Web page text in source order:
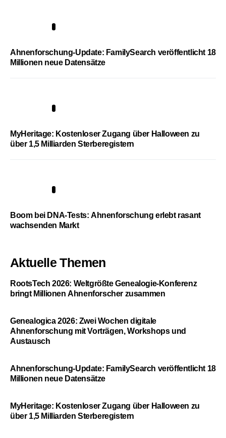
Ahnenforschung-Update: FamilySearch veröffentlicht 18
Millionen neue Datensätze
MyHeritage: Kostenloser Zugang über Halloween zu
über 1,5 Milliarden Sterberegistern
Boom bei DNA-Tests: Ahnenforschung erlebt rasant
wachsenden Markt
Aktuelle Themen
RootsTech 2026: Weltgrößte Genealogie-Konferenz
bringt Millionen Ahnenforscher zusammen
Genealogica 2026: Zwei Wochen digitale
Ahnenforschung mit Vorträgen, Workshops und
Austausch
Ahnenforschung-Update: FamilySearch veröffentlicht 18
Millionen neue Datensätze
MyHeritage: Kostenloser Zugang über Halloween zu
über 1,5 Milliarden Sterberegistern